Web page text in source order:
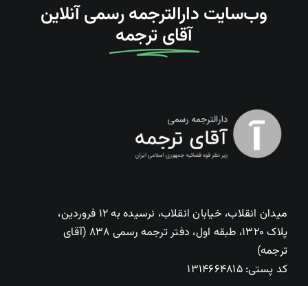
وب‌سایت دارالترجمه رسمی آنلاین
آقای ترجمه
میدان انقلاب، خیابان انقلاب، نرسیده به ۱۲ فروردین،
پلاک ۱۳۲۰، طبقه اول، دفتر ترجمه رسمی ۸۳۸ (آقای
ترجمه)
کد پستی: ۱۳۱۴۶۶۴۸۱۵